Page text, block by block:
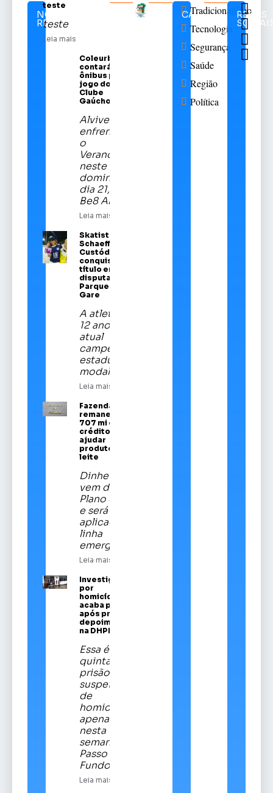
NOTÍCIAS
RELACIONADAS
teste
teste
Leia mais
Coleurb
contará com
ônibus para
jogo do Sport
Clube
Gaúcho
Alviverde
enfrentará
o
Veranópolis
neste
domingo,
dia 21, na
Be8 Arena
Leia mais
Skatista Alice
Schaeffer
Custódio
conquista
título em
disputa no
Parque da
Gare
A atleta de
12 anos é a
atual
campeã
estadual da
modalidade
Leia mais
Fazenda
remaneja R$
707 mi em
crédito para
ajudar
produtores de
leite
Dinheiro
vem do
Plano Safra
e será
aplicado em
linha
emergencial
Leia mais
Investigado
por
homicídios
acaba preso
após prestar
depoimento
na DHPP
Essa é a
quinta
prisão de
suspeitos
de
homicídios
apenas
nesta
semana em
Passo
Fundo
Leia mais
CATEGORIAS
Tradicionalismo
Tecnologia
Segurança
Saúde
Região
Política
REDES